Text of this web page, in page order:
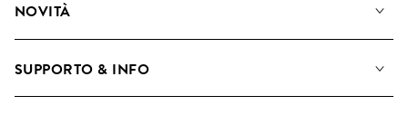
Come utilizziamo l'intelligenza artificiale
NOVITÀ
SUPPORTO & INFO